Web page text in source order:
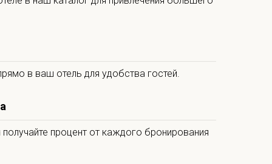
в ваш отель для удобства гостей.
процент от каждого бронирования